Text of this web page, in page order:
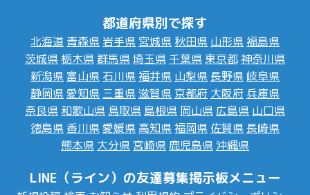
都道府県別で探す
北海道 青森県 岩手県 宮城県 秋田県 山形県福島県
茨城県 栃木県群馬県埼玉県 千葉県 東京都神奈川県
新潟県 富山県 石川県福井県 山梨県 長野県 岐阜県
静岡県愛知県 三重県滋賀県 京都府 大阪府 兵庫県
奈良県 和歌山県 鳥取県 島根県 岡山県 広島県 山口県
徳島県 香川県愛媛県 高知県福岡県 佐賀県 長崎県
熊本県 大分県 宮崎県 鹿児島県 沖縄県
LINE（ライン）の友達募集掲示板メニュー